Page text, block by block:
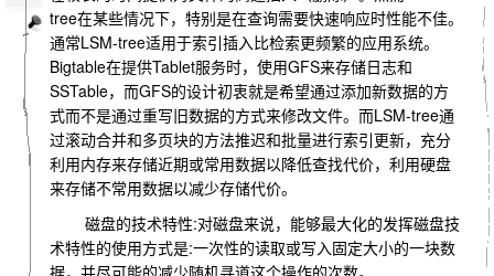
tree在某些情况下，特别是在查询需要快速响应时性能不佳。
通常LSM-tree适用于索引插入比检索更频繁的应用系统。
Bigtable在提供Tablet服务时，使用GFS来存储日志和
SSTable，而GFS的设计初衷就是希望通过添加新数据的方
式而不是通过重写旧数据的方式来修改文件。而LSM-tree通
过滚动合并和多页块的方法推迟和批量进行索引更新，充分
利用内存来存储近期或常用数据以降低查找代价，利用硬盘
来存储不常用数据以减少存储代价。
磁盘的技术特性:对磁盘来说，能够最大化的发挥磁盘技
术特性的使用方式是:一次性的读取或写入固定大小的一块数
据，并尽可能的减少随机寻道这个操作的次数。